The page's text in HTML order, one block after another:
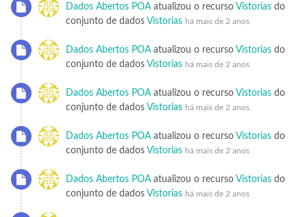
Dados Abertos POAatualizou o recurso Vistorias do
conjunto de dados Vistorias há mais de 2 anos
Dados Abertos POAatualizou o recurso Vistorias do
conjunto de dados Vistorias há mais de 2 anos
Dados Abertos POAatualizou o recurso Vistorias do
conjunto de dados Vistorias há mais de 2 anos
Dados Abertos POAatualizou o recurso Vistorias do
conjunto de dados Vistorias há mais de 2 anos
Dados Abertos POAatualizou o recurso Vistorias do
conjunto de dados Vistorias há mais de 2 anos